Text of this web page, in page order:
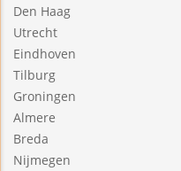
Den Haag
Utrecht
Eindhoven
Tilburg
Groningen
Almere
Breda
Nijmegen